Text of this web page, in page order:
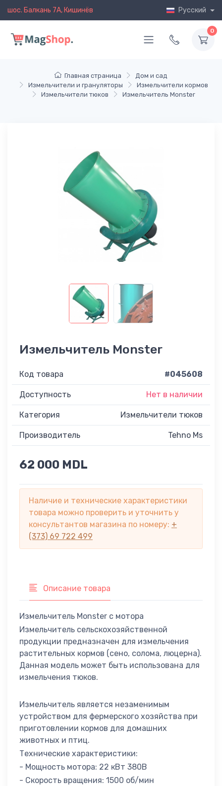
шос. Балкань 7A, Кишинёв Русский
0
Главная страница
Дом и сад
Измельчители и грануляторы
Измельчители кормов
Измельчители тюков
Измельчитель Monster
Измельчитель Monster
Код товара #045608
Доступность Нет в наличии
Категория Измельчители тюков
Производитель Tehno Ms
62 000 MDL
Наличие и технические характеристики
товара можно проверить и уточнить у
консультантов магазина по номеру: +
(373) 69 722 499
Описание товара
Измельчитель Monster с мотора
Измельчитель сельскохозяйственной
продукции предназначен для измельчения
растительных кормов (сено, солома, люцерна).
Данная модель может быть использована для
измельчения тюков.
Измельчитель является незаменимым
устройством для фермерского хозяйства при
приготовлении кормов для домашних
животных и птиц.
Технические характеристики:
- Мощность мотора: 22 кВт 380В
- Скорость вращения: 1500 об/мин